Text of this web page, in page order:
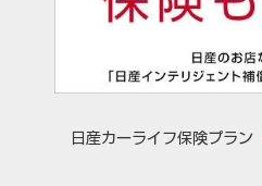
日産カーライフ保険プラン